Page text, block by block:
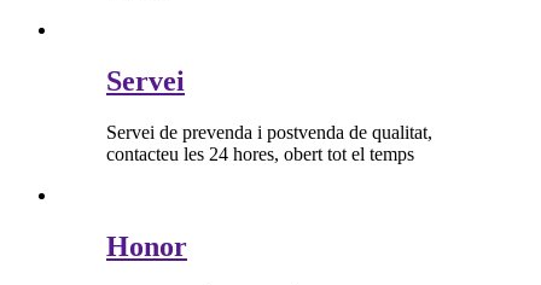
Servei
Servei de prevenda i postvenda de qualitat,
contacteu les 24 hores, obert tot el temps
Honor